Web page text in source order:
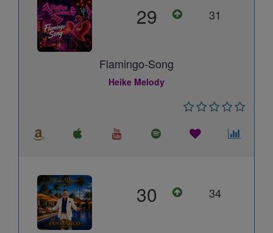
29 31
Flamingo-Song
Heike Melody
30 34